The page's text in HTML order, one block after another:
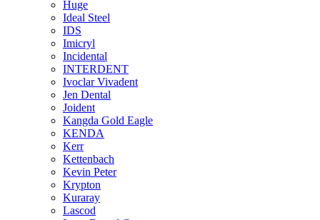
Huge
Ideal Steel
IDS
Imicryl
Incidental
INTERDENT
Ivoclar Vivadent
Jen Dental
Joident
Kangda Gold Eagle
KENDA
Kerr
Kettenbach
Kevin Peter
Krypton
Kuraray
Lascod